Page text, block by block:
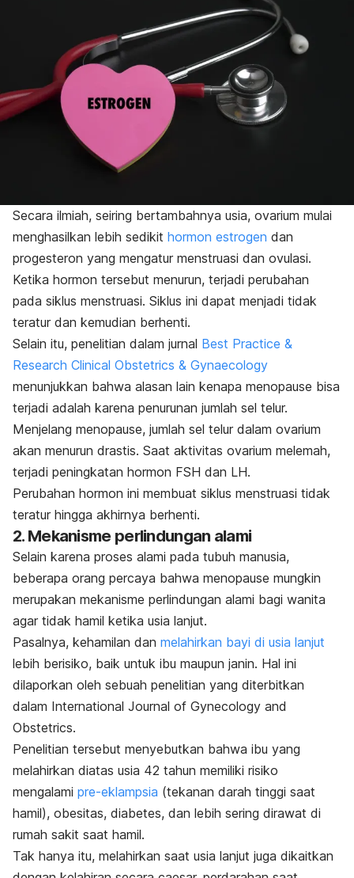
Secara ilmiah, seiring bertambahnya usia, ovarium mulai
menghasilkan lebih sedikit hormon estrogen dan
progesteron yang mengatur menstruasi dan ovulasi.
Ketika hormon tersebut menurun, terjadi perubahan
pada siklus menstruasi. Siklus ini dapat menjadi tidak
teratur dan kemudian berhenti.
Selain itu, penelitian dalam jurnal Best Practice &
Research Clinical Obstetrics & Gynaecology
menunjukkan bahwa alasan lain kenapa menopause bisa
terjadi adalah karena penurunan jumlah sel telur.
Menjelang menopause, jumlah sel telur dalam ovarium
akan menurun drastis. Saat aktivitas ovarium melemah,
terjadi peningkatan hormon FSH dan LH.
Perubahan hormon ini membuat siklus menstruasi tidak
teratur hingga akhirnya berhenti.
2. Mekanisme perlindungan alami
Selain karena proses alami pada tubuh manusia,
beberapa orang percaya bahwa menopause mungkin
merupakan mekanisme perlindungan alami bagi wanita
agar tidak hamil ketika usia lanjut.
Pasalnya, kehamilan dan melahirkan bayi di usia lanjut
lebih berisiko, baik untuk ibu maupun janin. Hal ini
dilaporkan oleh sebuah penelitian yang diterbitkan
dalam International Journal of Gynecology and
Obstetrics.
Penelitian tersebut menyebutkan bahwa ibu yang
melahirkan diatas usia 42 tahun memiliki risiko
mengalami pre-eklampsia (tekanan darah tinggi saat
hamil), obesitas, diabetes, dan lebih sering dirawat di
rumah sakit saat hamil.
Tak hanya itu, melahirkan saat usia lanjut juga dikaitkan